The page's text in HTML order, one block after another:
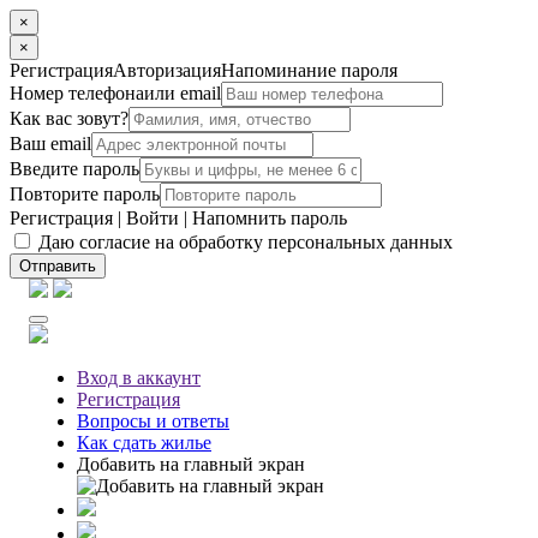
×
×
РегистрацияАвторизацияНапоминание пароля
Номер телефонаили email
Как вас зовут?
Ваш email
Введите пароль
Повторите пароль
Регистрация | Войти | Напомнить пароль
Даю согласие на обработку персональных данных
Отправить
Вход в аккаунт
Регистрация
Вопросы и ответы
Как сдать жилье
Добавить на главный экран